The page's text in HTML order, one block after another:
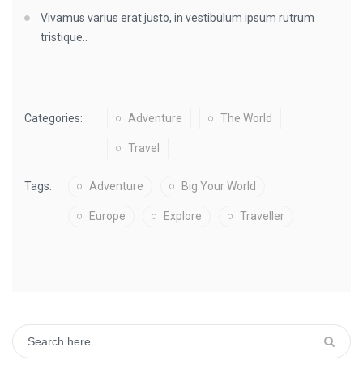
Vivamus varius erat justo, in vestibulum ipsum rutrum
tristique..
Categories: Adventure The World
Travel
Tags: Adventure Big Your World
Europe Explore Traveller